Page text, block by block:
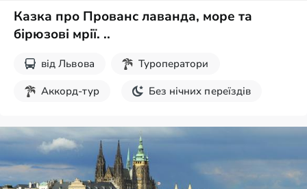
Казка про Прованс лаванда, море та
бірюзові мрії. ..
від Львова
Туроператори
Аккорд-тур
Без нічних переїздів